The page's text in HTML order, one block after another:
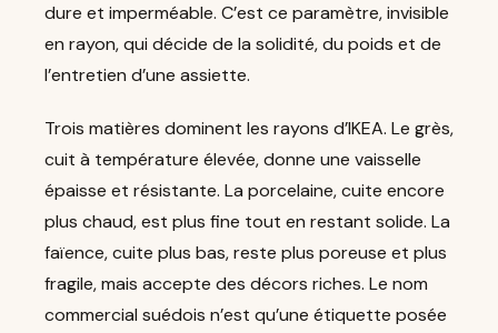
dure et imperméable. C’est ce paramètre, invisible
en rayon, qui décide de la solidité, du poids et de
l’entretien d’une assiette.
Trois matières dominent les rayons d’IKEA. Le grès,
cuit à température élevée, donne une vaisselle
épaisse et résistante. La porcelaine, cuite encore
plus chaud, est plus fine tout en restant solide. La
faïence, cuite plus bas, reste plus poreuse et plus
fragile, mais accepte des décors riches. Le nom
commercial suédois n’est qu’une étiquette posée